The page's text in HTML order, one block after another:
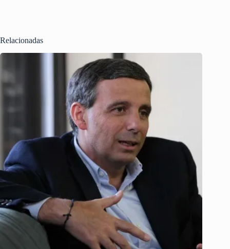
Relacionadas